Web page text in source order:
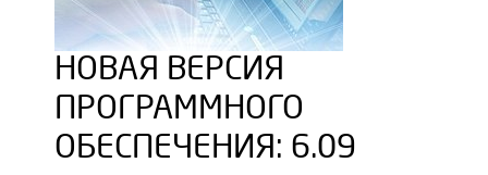
НОВАЯ ВЕРСИЯ
ПРОГРАММНОГО
ОБЕСПЕЧЕНИЯ: 6.09